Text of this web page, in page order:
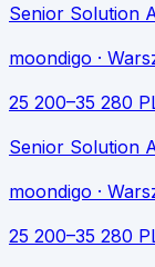
Senior Solution
moondigo ·
25 200–35 280
Senior Solution
moondigo ·
25 200–35 280